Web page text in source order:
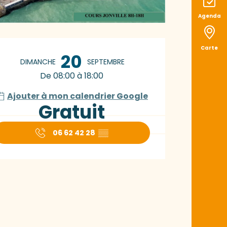
Agenda
Carte
et
DIMANCHE 20 SEPTEMBRE
De 08:00 à 18:00
Ajouter à mon calendrier Google
Gratuit
06 62 42 28 ▒▒